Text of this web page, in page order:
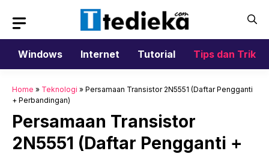
isi
Windows
Internet Tutorial Tips dan Trik
Home » Teknologi » Persamaan Transistor 2N5551 (Daftar Pengganti
+ Perbandingan)
Persamaan Transistor
2N5551 (Daftar Pengganti +